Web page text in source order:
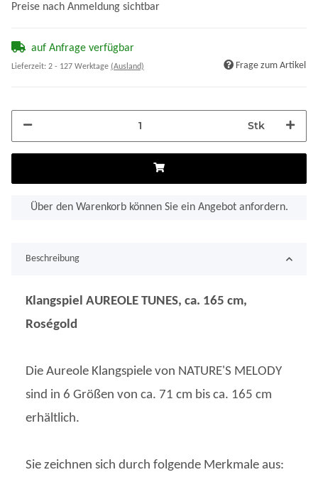
Preise nach Anmeldung sichtbar
auf Anfrage verfügbar
Lieferzeit: 2 - 127 Werktage (Ausland) Frage zum Artikel
Stk
Über den Warenkorb können Sie ein Angebot anfordern.
Beschreibung
Klangspiel AUREOLE TUNES, ca. 165 cm,
Roségold
Die Aureole Klangspiele von NATURE'S MELODY
sind in 6 Größen von ca. 71 cm bis ca. 165 cm
erhältlich.
Sie zeichnen sich durch folgende Merkmale aus: